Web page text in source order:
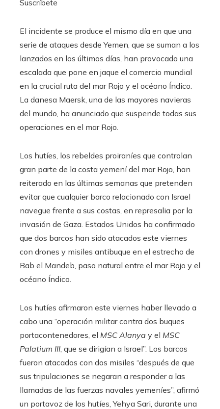
Suscríbete
El incidente se produce el mismo día en que una
serie de ataques desde Yemen, que se suman a los
lanzados en los últimos días, han provocado una
escalada que pone en jaque el comercio mundial
en la crucial ruta del mar Rojo y el océano Índico.
La danesa Maersk, una de las mayores navieras
del mundo, ha anunciado que suspende todas sus
operaciones en el mar Rojo.
Los hutíes, los rebeldes proiraníes que controlan
gran parte de la costa yemení del mar Rojo, han
reiterado en las últimas semanas que pretenden
evitar que cualquier barco relacionado con Israel
navegue frente a sus costas, en represalia por la
invasión de Gaza. Estados Unidos ha confirmado
que dos barcos han sido atacados este viernes
con drones y misiles antibuque en el estrecho de
Bab el Mandeb, paso natural entre el mar Rojo y el
océano Índico.
Los hutíes afirmaron este viernes haber llevado a
cabo una “operación militar contra dos buques
portacontenedores, el MSC Alanya y el MSC
Palatium III , que se dirigían a Israel”. Los barcos
fueron atacados con dos misiles “después de que
sus tripulaciones se negaran a responder a las
llamadas de las fuerzas navales yemeníes”, afirmó
un portavoz de los hutíes, Yehya Sari, durante una